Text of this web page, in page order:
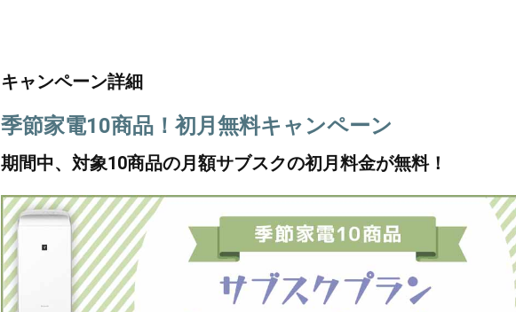
キャンペーン詳細
季節家電10商品！初月無料キャンペーン
期間中、対象10商品の月額サブスクの初月料金が無料！